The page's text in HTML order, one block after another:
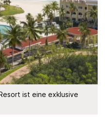
ist eine exklusive